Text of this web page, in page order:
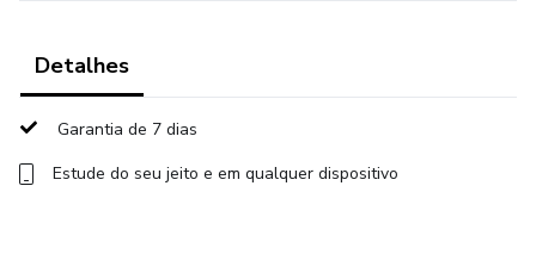
Detalhes
Garantia de 7 dias
Estude do seu jeito e em qualquer dispositivo